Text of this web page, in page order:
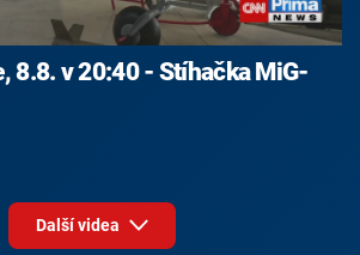
8.8. v 20:40 - Stíhačka MiG-
Další videa